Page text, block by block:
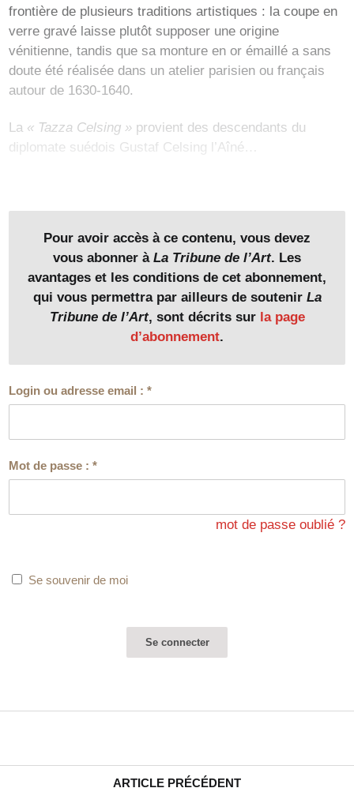
frontière de plusieurs traditions artistiques : la coupe en
verre gravé laisse plutôt supposer une origine
vénitienne, tandis que sa monture en or émaillé a sans
doute été réalisée dans un atelier parisien ou français
autour de 1630-1640.
La « Tazza Celsing » provient des descendants du
diplomate suédois Gustaf Celsing l’Aîné…
Pour avoir accès à ce contenu, vous devez
vous abonner à La Tribune de l’Art. Les
avantages et les conditions de cet abonnement,
qui vous permettra par ailleurs de soutenir La
Tribune de l’Art, sont décrits sur la page
d’abonnement.
Login ou adresse email :*
Mot de passe :*
mot de passe oublié ?
Se souvenir de moi
ARTICLE PRÉCÉDENT